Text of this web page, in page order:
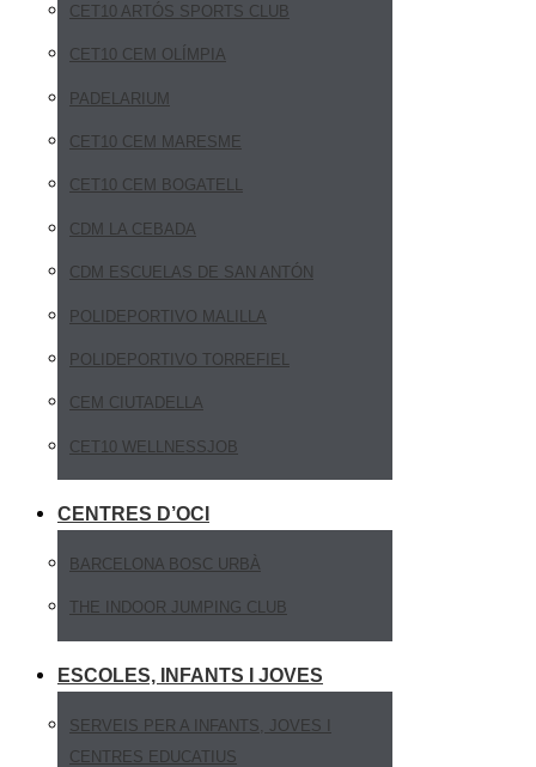
CET10 ARTÓS SPORTS CLUB
CET10 CEM OLÍMPIA
PADELARIUM
CET10 CEM MARESME
CET10 CEM BOGATELL
CDM LA CEBADA
CDM ESCUELAS DE SAN ANTÓN
POLIDEPORTIVO MALILLA
POLIDEPORTIVO TORREFIEL
CEM CIUTADELLA
CET10 WELLNESSJOB
CENTRES D’OCI
BARCELONA BOSC URBÀ
THE INDOOR JUMPING CLUB
ESCOLES, INFANTS I JOVES
SERVEIS PER A INFANTS, JOVES I
CENTRES EDUCATIUS